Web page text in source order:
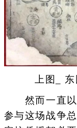
上图_
然而一直以
参与这场战争